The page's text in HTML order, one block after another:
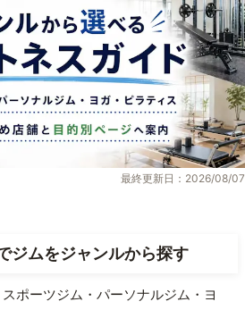
最終更新日：2026/08/07
ジムをジャンルから探す
ポーツジム・パーソナルジム・ヨ